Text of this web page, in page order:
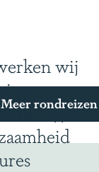
wij
Meer rondreizen